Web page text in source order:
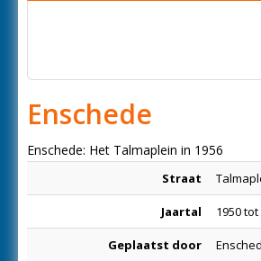
Enschede
Enschede: Het Talmaplein in 1956
Straat
Jaartal 1950 tot
Geplaatst door